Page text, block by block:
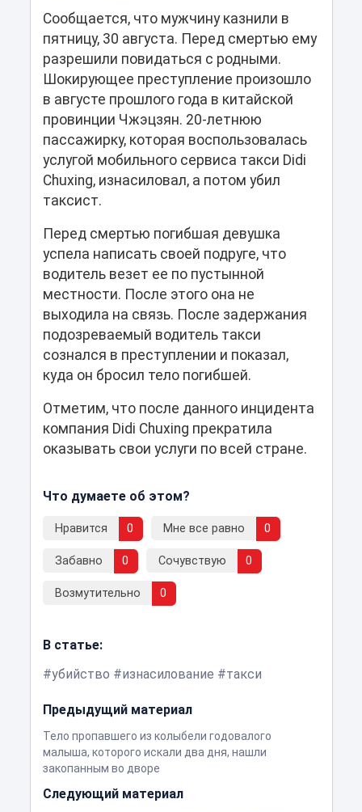
Сообщается, что мужчину казнили в
пятницу, 30 августа. Перед смертью ему
разрешили повидаться с родными.
Шокирующее преступление произошло
в августе прошлого года в китайской
провинции Чжэцзян. 20-летнюю
пассажирку, которая воспользовалась
услугой мобильного сервиса такси Didi
Chuxing, изнасиловал, а потом убил
таксист.
Перед смертью погибшая девушка
успела написать своей подруге, что
водитель везет ее по пустынной
местности. После этого она не
выходила на связь. После задержания
подозреваемый водитель такси
сознался в преступлении и показал,
куда он бросил тело погибшей.
Отметим, что после данного инцидента
компания Didi Chuxing прекратила
оказывать свои услуги по всей стране.
Что думаете об этом?
Нравится 0 Мне все равно 0
Забавно 0 Сочувствую 0
Возмутительно 0
В статье:
убийство
изнасилование такси
Предыдущий материал
Тело пропавшего из колыбели годовалого
малыша, которого искали два дня, нашли
закопанным во дворе
Следующий материал